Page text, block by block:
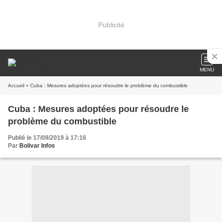
Publicité
MENU
Accueil » Cuba : Mesures adoptées pour résoudre le problème du combustible
Cuba : Mesures adoptées pour résoudre le
problème du combustible
Publié le 17/09/2019 à 17:16
Par Bolivar Infos